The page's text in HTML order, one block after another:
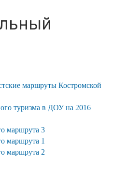
маршруты Костромской
туризма в ДОУ на 2016
маршрута 3
маршрута 1
маршрута 2